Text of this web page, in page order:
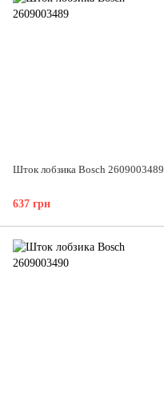
Шток лобзика Bosch 2609003489
637 грн